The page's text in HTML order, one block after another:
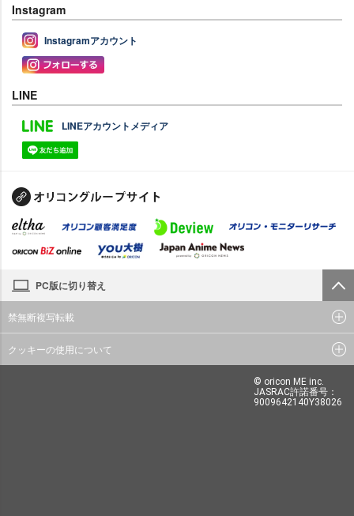
Instagram
Instagramアカウント
LINE
LINEアカウントメディア
PC版に切り替え
禁無断複写転載
クッキーの使用について
© oricon ME inc.
JASRAC許諾番号：
9009642140Y38026